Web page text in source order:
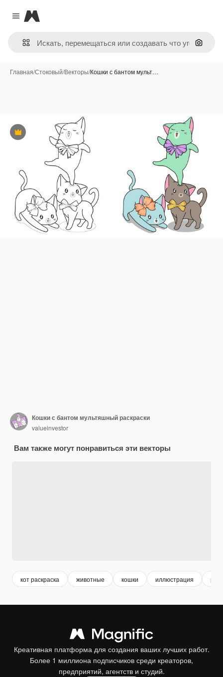
Close menu
Magnific
Поиск
Главная/Стоковый/Векторы/Кошки с бантом мульт…
Премиум
Кошки с бантом мультяшный раскраски
valueinvestor
Вам также могут понравиться эти векторы
кот раскраска животные кошки иллюстрация
Креативная платформа для создания ваших лучших работ.
Более 1 миллиона подписчиков среди креаторов,
предприятий, агентств и студий.